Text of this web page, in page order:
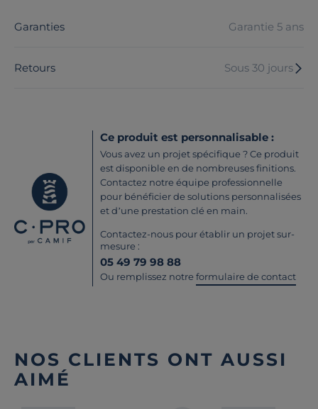
Garanties Garantie 5 ans
Retours Sous 30 jours
Ce produit est personnalisable :
Vous avez un projet spécifique ? Ce produit
est disponible en de nombreuses finitions.
Contactez notre équipe professionnelle
pour bénéficier de solutions personnalisées
et d’une prestation clé en main.
Contactez-nous pour établir un projet sur-
mesure :
05 49 79 98 88
Ou remplissez notre formulaire de contact
NOS CLIENTS ONT AUSSI
AIMÉ